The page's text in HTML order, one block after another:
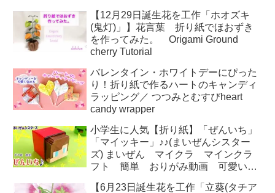
【12月29日誕生花を工作「ホオズキ
(鬼灯)」】花言葉 折り紙でほおずき
を作ってみた。 Origami Ground
cherry Tutorial
バレンタイン・ホワイトデーにぴった
り！折り紙で作るハートのキャンディ
ラッピング／ つつみとむすびheart
candy wrapper
小学生に人気【折り紙】「ぜんいち」
「マイッキー」♪♪(まいぜんシスター
ズ) まいぜん マイクラ マインクラ
フト 簡単 おりがみ動画 可愛い
【6月23日誕生花を工作「立葵(タチア